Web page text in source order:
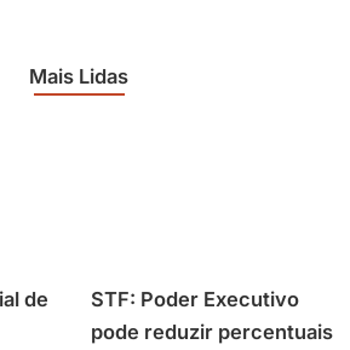
Mais Lidas
de
STF: Poder Executivo
pode reduzir percentuais